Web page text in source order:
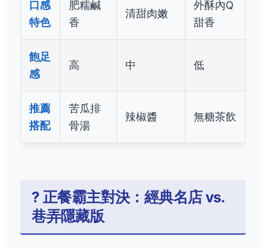
口感
特色
肥糯鹹
香
清甜肉嫩
外酥內Q
甜香
飽足
感
高 中 低
推薦
搭配
苦瓜排
骨湯
辣椒醬 無糖茶飲
? 正餐霸主對決：經典名店 vs.
巷弄隱藏版